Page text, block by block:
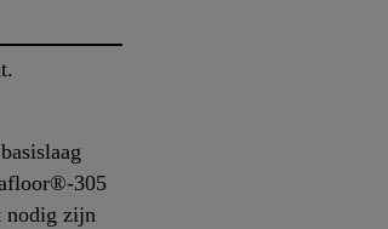
305
nodig zijn